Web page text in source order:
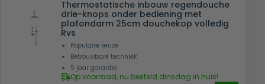
€ 869,00.€ 569,00.
Thermostatische inbouw regendouche
drie-knops onder bediening met
plafondarm 25cm douchekop volledig
Rvs
Populaire keuze
Betrouwbare techniek
5 jaar garantie
Op voorraad, nu besteld dinsdag in huis!